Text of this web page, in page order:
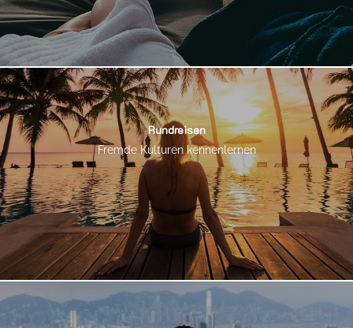
Rundreisen
Fremde Kulturen kennenlernen